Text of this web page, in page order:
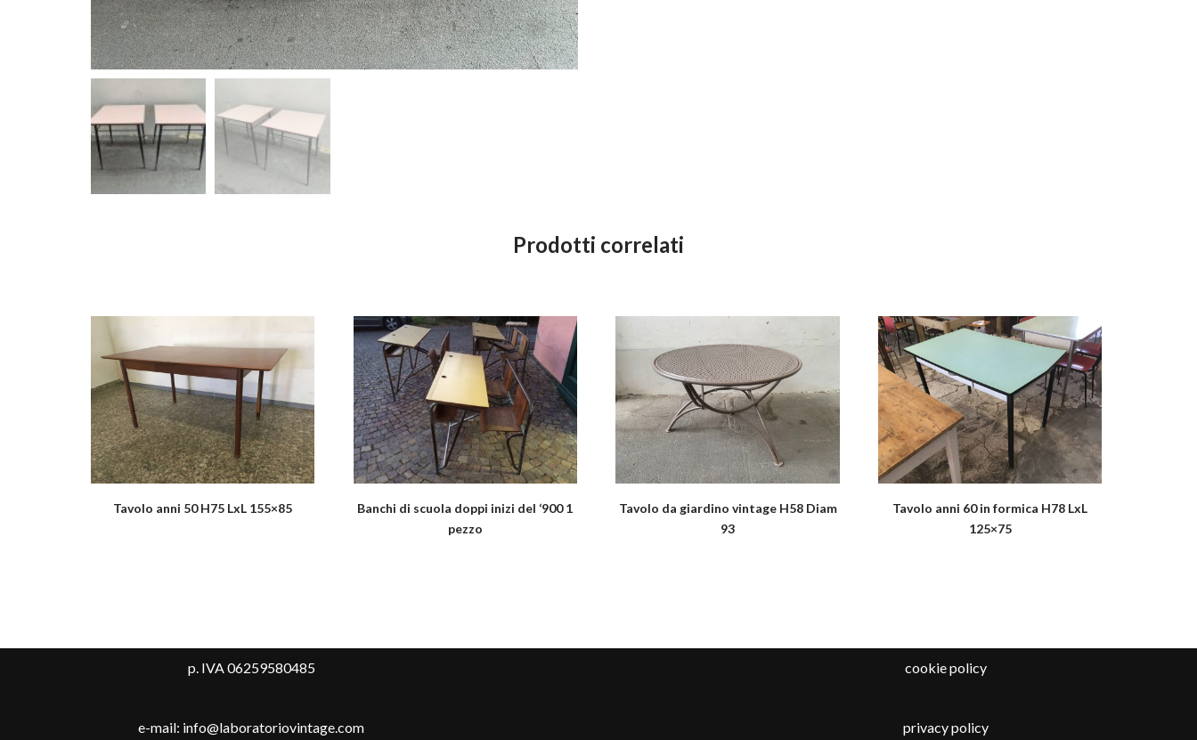
Prodotti correlati
Tavolo anni 50 H75 LxL 155×85
Banchi di scuola doppi inizi del ‘900 1
pezzo
Tavolo da giardino vintage H58 Diam
93
Tavolo anni 60 in formica H78 LxL
125×75
p. IVA 06259580485
e-mail: info@laboratoriovintage.com
cookie policy
privacy policy